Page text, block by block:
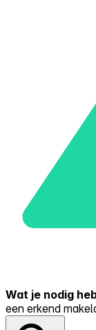
Wat je nodig
een erkend